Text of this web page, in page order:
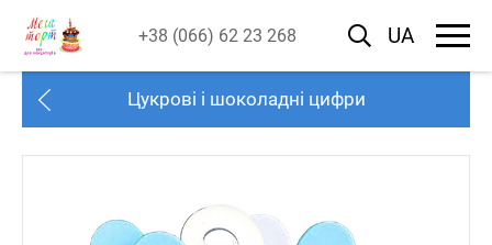
+38 (066) 62 23 268 UA
Цукрові і шоколадні цифри